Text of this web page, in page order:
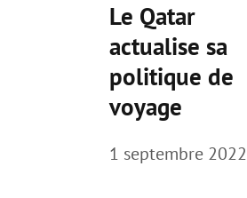
Le Qatar
actualise sa
politique de
voyage
1 septembre 2022